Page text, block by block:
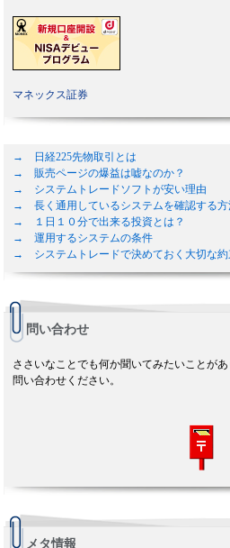
マネックス証券
→ 日経225先物取引とは
→ 販売ページの爆益は嘘なのか？
→ システムトレードソフトが安い理由
→ 長く通用しているシステムを確認する方
→ １日１０分で出来る投資とは？
→ 運用するシステムの条件
→ システムトレードで決めておく大切な約
問い合わせ
ささいなことでも何か聞いてみたいことが
問い合わせください。
メタ情報